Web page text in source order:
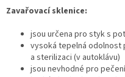
Zavařovací sklenice:
jsou určena pro styk s
vysoká tepelná odolnost
a sterilizaci (v autoklávu)
jsou nevhodné pro